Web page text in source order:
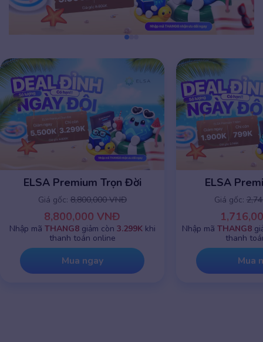
ELSA Premium 1 năm
Giá gốc: 2,745,000 VNĐ
1,716,000 VNĐ
Nhập mãTHANG8giảm chỉ còn799K khi
thanh toán online
Mua ngay
ELSA
Giá gốc:
Nhập mãTHANG8
thanh
Mua